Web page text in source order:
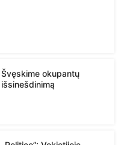
Švęskime okupantų
išsinešdinimą